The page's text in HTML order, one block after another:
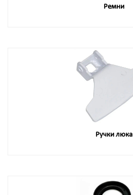
Ремни
Ручки люка